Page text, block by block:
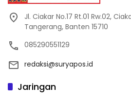
Jl. Ciakar No.17 Rt.01 Rw.02,
Tangerang, Banten 15710
085290551129
redaksi@suryapos.id
Jaringan